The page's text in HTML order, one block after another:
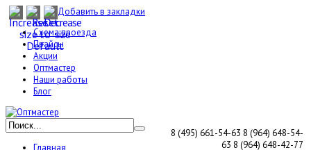
Добавить в закладки
Схема проезда
Прайсы
Акции
Оптмастер
Наши работы
Блог
8 (495) 661-54-63 8 (964) 648-54-
63 8 (964) 648-42-77
Главная